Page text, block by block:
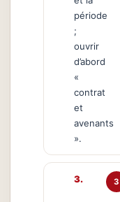
période
;
ouvrir
d’abord
«
contrat
et
avenants
».
3